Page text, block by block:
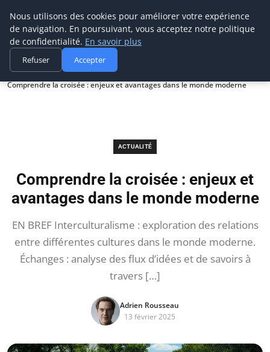
Prospection Pro
Accueil
Actualité
Comprendre la croisée : enjeux et avantages dans le monde moderne
ACTUALITÉ
Comprendre la croisée : enjeux et
avantages dans le monde moderne
EN BREF Interculturalisme : exploration des relations
entre différentes cultures dans le monde moderne.
Échanges : analyse des flux d’idées et de savoirs à
travers […]
Adrien Rousseau
13 février 2025
Nous utilisons des cookies pour améliorer votre expérience
de navigation. En poursuivant, vous acceptez notre politique
de confidentialité. En savoir plus
Refuser Accepter